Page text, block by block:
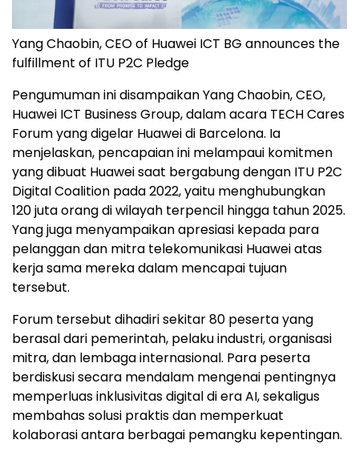
Yang Chaobin, CEO of Huawei ICT BG announces the
fulfillment of ITU P2C Pledge
Pengumuman ini disampaikan Yang Chaobin, CEO,
Huawei ICT Business Group, dalam acara TECH Cares
Forum yang digelar Huawei di Barcelona. Ia
menjelaskan, pencapaian ini melampaui komitmen
yang dibuat Huawei saat bergabung dengan ITU P2C
Digital Coalition pada 2022, yaitu menghubungkan
120 juta orang di wilayah terpencil hingga tahun 2025.
Yang juga menyampaikan apresiasi kepada para
pelanggan dan mitra telekomunikasi Huawei atas
kerja sama mereka dalam mencapai tujuan
tersebut.
Forum tersebut dihadiri sekitar 80 peserta yang
berasal dari pemerintah, pelaku industri, organisasi
mitra, dan lembaga internasional. Para peserta
berdiskusi secara mendalam mengenai pentingnya
memperluas inklusivitas digital di era AI, sekaligus
membahas solusi praktis dan memperkuat
kolaborasi antara berbagai pemangku kepentingan.